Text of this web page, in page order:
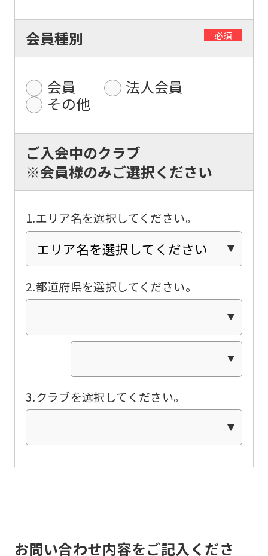
会員種別 必須
会員
法人会員
その他
ご入会中のクラブ
※会員様のみご選択ください
1.エリア名を選択してください。
2.都道府県を選択してください。
3.クラブを選択してください。
お問い合わせ内容をご記入くださ
For
foreigners
Central
official
website
is
automatically
into
English.
Click
the
link
(start
translation)
to
you